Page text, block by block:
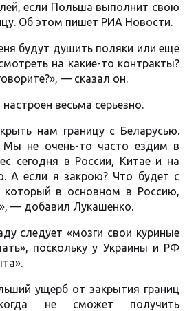
если Польша выполнит свою
Об этом пишет РИА Новости.
будут душить поляки или еще
на какие-то контракты?
— сказал он.
весьма серьезно.
нам границу с Беларусью.
Мы не очень-то часто ездим в
сегодня в России, Китае и на
А если я закрою? Что будет с
который в основном в Россию,
— добавил Лукашенко.
следует «мозги свои куриные
поскольку у Украины и РФ
ущерб от закрытия границ
не сможет получить